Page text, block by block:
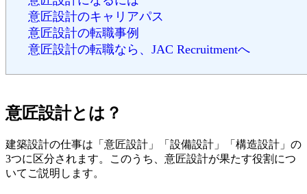
意匠設計のキャリアパス
意匠設計の転職事例
意匠設計の転職なら、JAC Recruitmentへ
意匠設計とは？
建築設計の仕事は「意匠設計」「設備設計」「構造設計」の
3つに区分されます。このうち、意匠設計が果たす役割につ
いてご説明します。